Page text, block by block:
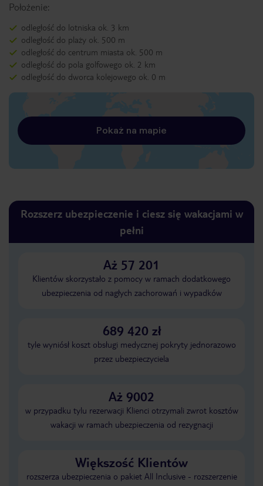
Położenie:
odległość do lotniska ok. 3 km
odległość do plaży ok. 500 m
odległość do centrum miasta ok. 500 m
odległość do pola golfowego ok. 2 km
odległość do dworca kolejowego ok. 0 m
Pokaż na mapie
Rozszerz ubezpieczenie i ciesz się wakacjami w
pełni
Aż 57 201
Klientów skorzystało z pomocy w ramach dodatkowego
ubezpieczenia od nagłych zachorowań i wypadków
689 420 zł
tyle wyniósł koszt obsługi medycznej pokryty jednorazowo
przez ubezpieczyciela
Aż 9002
w przypadku tylu rezerwacji Klienci otrzymali zwrot kosztów
wakacji w ramach ubezpieczenia od rezygnacji
Większość Klientów
rozszerza ubezpieczenia o pakiet All Inclusive - rozszerzenie